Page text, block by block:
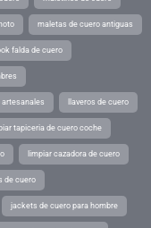
maletas de cuero antiguas
falda de cuero
artesanales llaveros de cuero
tapiceria de cuero coche
limpiar cazadora de cuero
de cuero
jackets de cuero para hombre